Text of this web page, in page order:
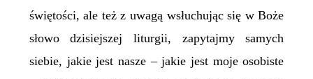
świętości, ale też z uwagą wsłuchując się w Boże
słowo dzisiejszej liturgii, zapytajmy samych
siebie, jakie jest nasze – jakie jest moje osobiste